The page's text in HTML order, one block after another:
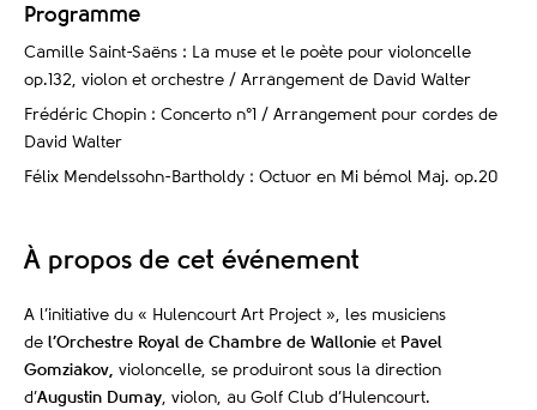
Programme
Camille Saint-Saëns : La muse et le poète pour violoncelle
op.132, violon et orchestre / Arrangement de David Walter
Frédéric Chopin : Concerto n°1 / Arrangement pour cordes de
David Walter
Félix Mendelssohn-Bartholdy : Octuor en Mi bémol Maj. op.20
À propos de cet événement
A l’initiative du « Hulencourt Art Project », les musiciens
de l’Orchestre Royal de Chambre de Wallonie et Pavel
Gomziakov, violoncelle, se produiront sous la direction
d’Augustin Dumay, violon, au Golf Club d’Hulencourt.